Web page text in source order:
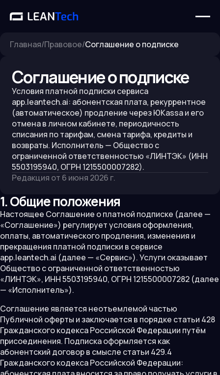
Главная/Правовое/Соглашение о подписке
Соглашение о подписке
Условия платной подписки сервиса
app.leantech.ai: абонентская плата, рекуррентное
(автоматическое) продление через ЮKassa и его
отмена в личном кабинете, периодичность
списания по тарифам, смена тарифа, кредиты и
возвраты. Исполнитель — Общество с
ограниченной ответственностью «ЛИНТЭК» (ИНН
5503195940, ОГРН 1215500007282).
Редакция от 6 июня 2026 г.
1. Общие положения
Настоящее Соглашение о платной подписке (далее —
«Соглашение») регулирует условия оформления,
оплаты, автоматического продления, изменения и
прекращения платной подписки в сервисе
app.leantech.ai (далее — «Сервис»). Услуги оказывает
Общество с ограниченной ответственностью
«ЛИНТЭК», ИНН 5503195940, ОГРН 1215500007282 (далее
— «Исполнитель»).
Соглашение является неотъемлемой частью
Публичной оферты и заключается в порядке статьи 428
Гражданского кодекса Российской Федерации путём
присоединения. Подписка оформляется как
абонентский договор в смысле статьи 429.4
Гражданского кодекса Российской Федерации: